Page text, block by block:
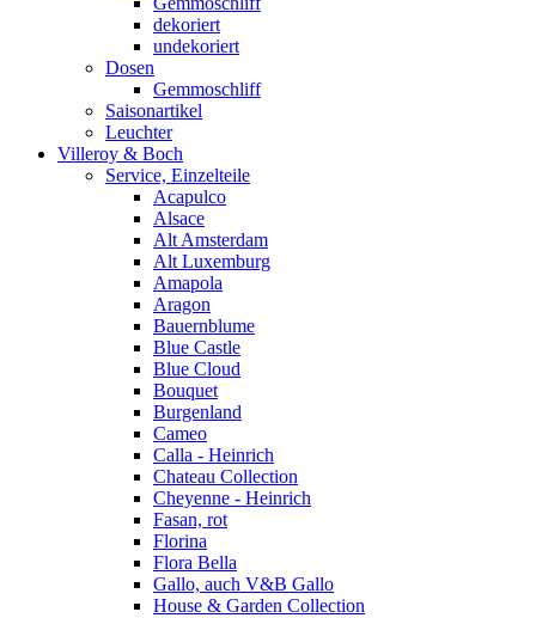
dekoriert
undekoriert
Dosen
Gemmoschliff
Saisonartikel
Leuchter
Villeroy & Boch
Service, Einzelteile
Acapulco
Alsace
Alt Amsterdam
Alt Luxemburg
Amapola
Aragon
Bauernblume
Blue Castle
Blue Cloud
Bouquet
Burgenland
Cameo
Calla - Heinrich
Chateau Collection
Cheyenne - Heinrich
Fasan, rot
Florina
Flora Bella
Gallo, auch V&B Gallo
House & Garden Collection